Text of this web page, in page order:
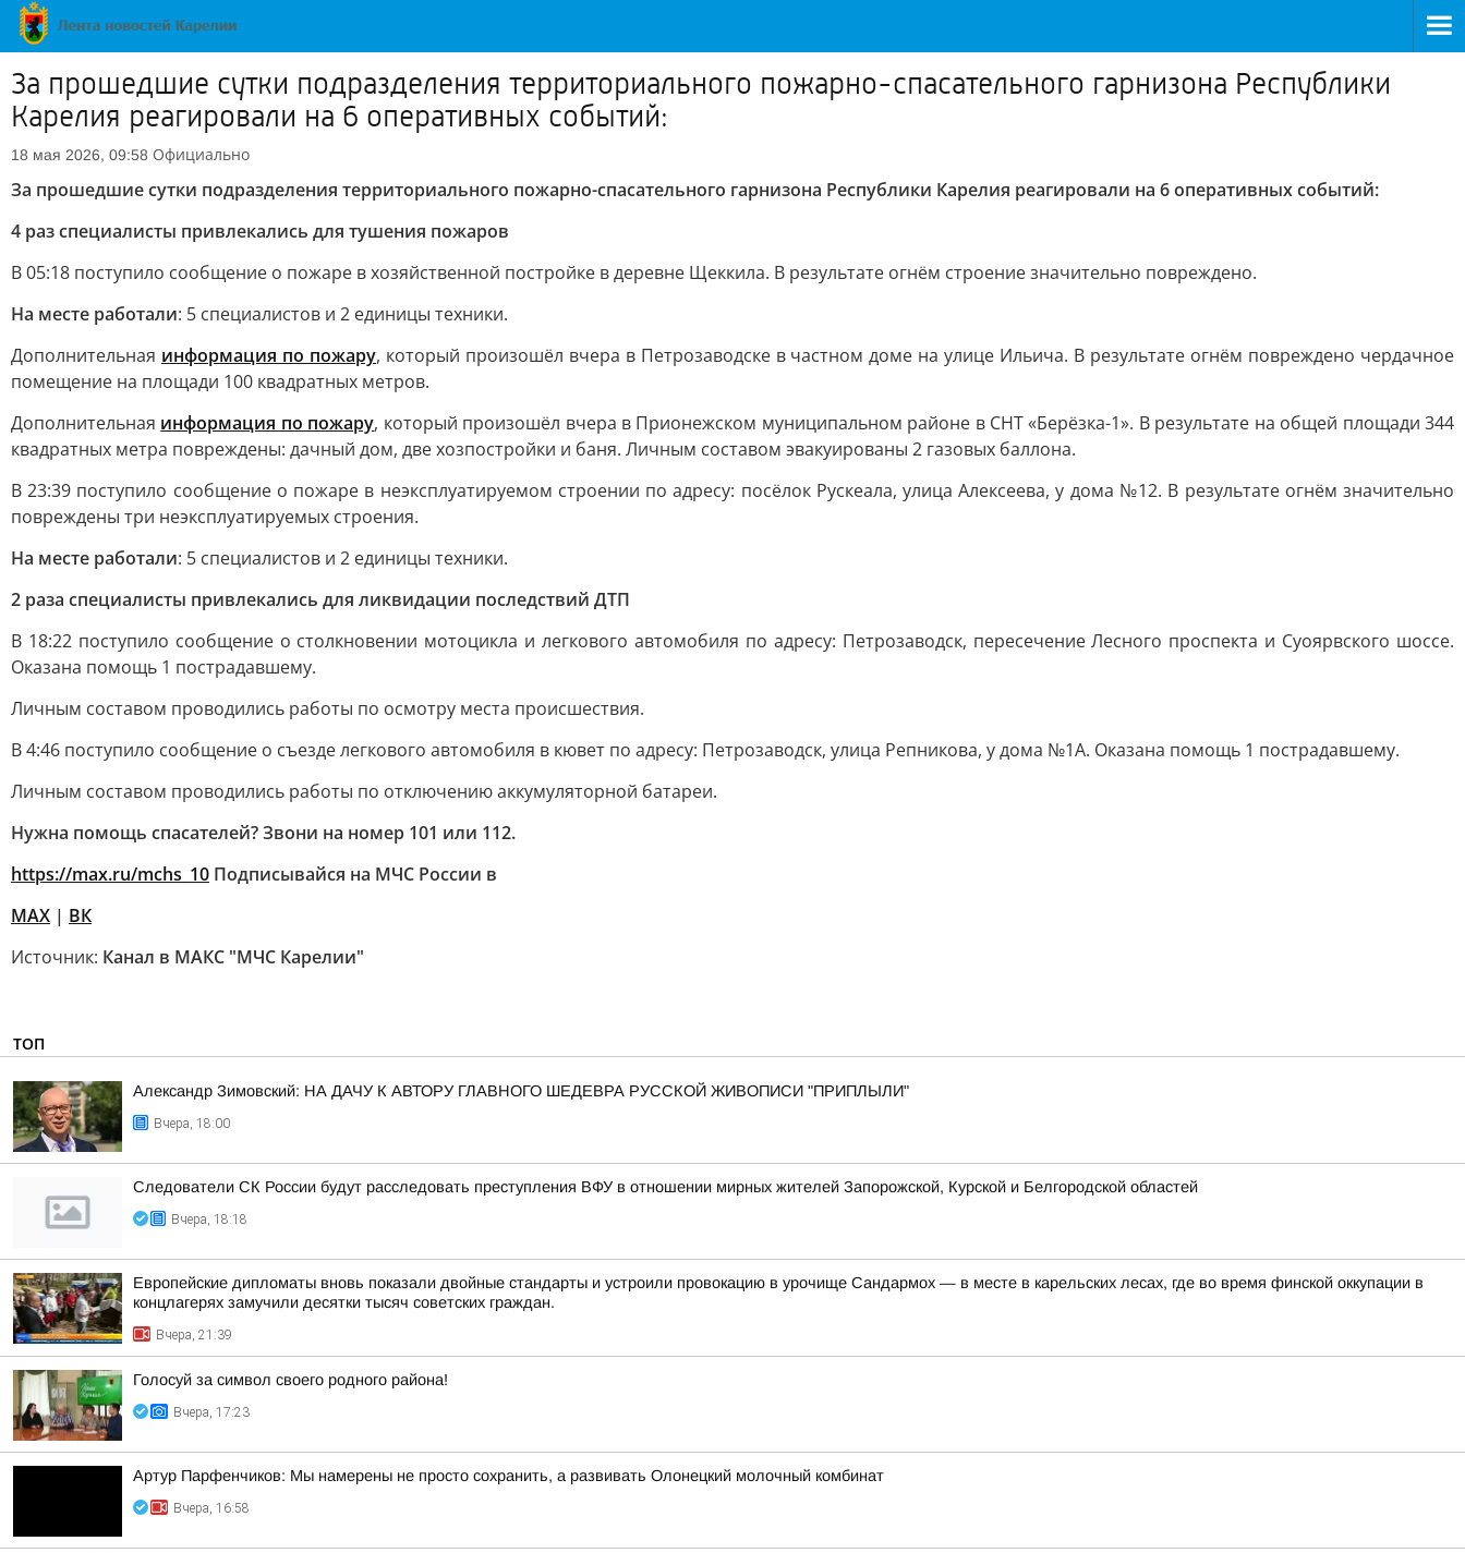
За прошедшие сутки подразделения территориального пожарно-спасательного гарнизона Республики
Карелия реагировали на 6 оперативных событий:
18 мая 2026, 09:58 Официально
За прошедшие сутки подразделения территориального пожарно-спасательного гарнизона Республики Карелия реагировали на 6 оперативных событий:
4 раз специалисты привлекались для тушения пожаров
В 05:18 поступило сообщение о пожаре в хозяйственной постройке в деревне Щеккила. В результате огнём строение значительно повреждено.
На месте работали: 5 специалистов и 2 единицы техники.
Дополнительная информация по пожару, который произошёл вчера в Петрозаводске в частном доме на улице Ильича. В результате огнём повреждено чердачное
помещение на площади 100 квадратных метров.
Дополнительная информация по пожару, который произошёл вчера в Прионежском муниципальном районе в СНТ «Берёзка-1». В результате на общей площади 344
квадратных метра повреждены: дачный дом, две хозпостройки и баня. Личным составом эвакуированы 2 газовых баллона.
В 23:39 поступило сообщение о пожаре в неэксплуатируемом строении по адресу: посёлок Рускеала, улица Алексеева, у дома №12. В результате огнём значительно
повреждены три неэксплуатируемых строения.
На месте работали: 5 специалистов и 2 единицы техники.
2 раза специалисты привлекались для ликвидации последствий ДТП
В 18:22 поступило сообщение о столкновении мотоцикла и легкового автомобиля по адресу: Петрозаводск, пересечение Лесного проспекта и Суоярвского шоссе.
Оказана помощь 1 пострадавшему.
Личным составом проводились работы по осмотру места происшествия.
В 4:46 поступило сообщение о съезде легкового автомобиля в кювет по адресу: Петрозаводск, улица Репникова, у дома №1А. Оказана помощь 1 пострадавшему.
Личным составом проводились работы по отключению аккумуляторной батареи.
Нужна помощь спасателей? Звони на номер 101 или 112.
https://max.ru/mchs_10 Подписывайся на МЧС России в
MAX | ВК
Источник: Канал в МАКС "МЧС Карелии"
ТОП
Александр Зимовский: НА ДАЧУ К АВТОРУ ГЛАВНОГО ШЕДЕВРА РУССКОЙ ЖИВОПИСИ "ПРИПЛЫЛИ"
Вчера, 18:00
Следователи СК России будут расследовать преступления ВФУ в отношении мирных жителей Запорожской, Курской и Белгородской областей
Вчера, 18:18
Европейские дипломаты вновь показали двойные стандарты и устроили провокацию в урочище Сандармох — в месте в карельских лесах, где во время финской оккупации в
концлагерях замучили десятки тысяч советских граждан.
Вчера, 21:39
Голосуй за символ своего родного района!
Вчера, 17:23
Артур Парфенчиков: Мы намерены не просто сохранить, а развивать Олонецкий молочный комбинат
Вчера, 16:58